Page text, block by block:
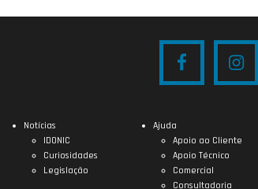
Notícias
IDONIC
Curiosidades
Legislação
Ajuda
Apoio ao Cliente
Apoio Técnico
Comercial
Consultadoria